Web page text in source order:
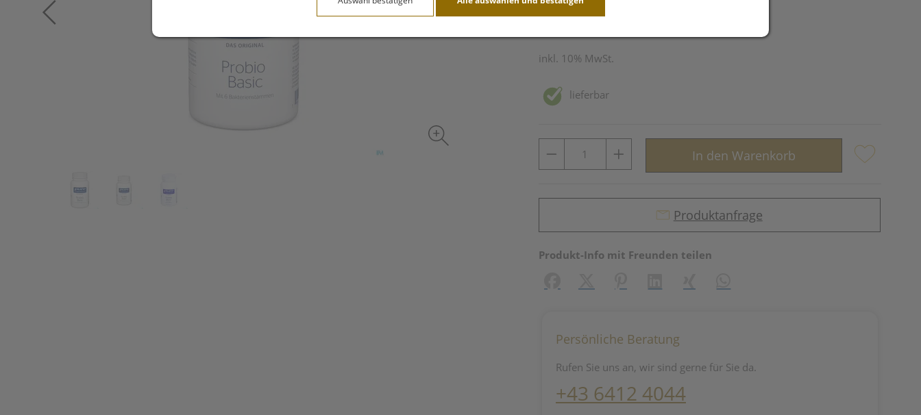
inkl. 10% MwSt.
lieferbar
In den Warenkorb
Produktanfrage
Produkt-Info mit Freunden teilen
Persönliche Beratung
Rufen Sie uns an, wir sind gerne für Sie da.
+43 6412 4044